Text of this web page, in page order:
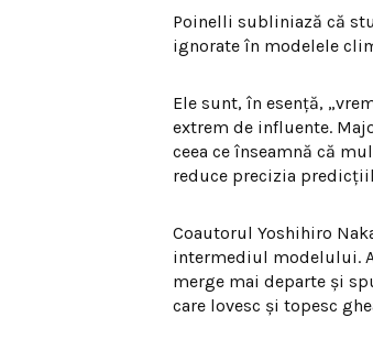
Poinelli subliniază că
ignorate în modelele
Ele sunt, în esență,
extrem de influente.
ceea ce înseamnă că
reduce precizia
Coautorul Yoshihiro
intermediul modelului.
merge mai departe și
care lovesc și topesc